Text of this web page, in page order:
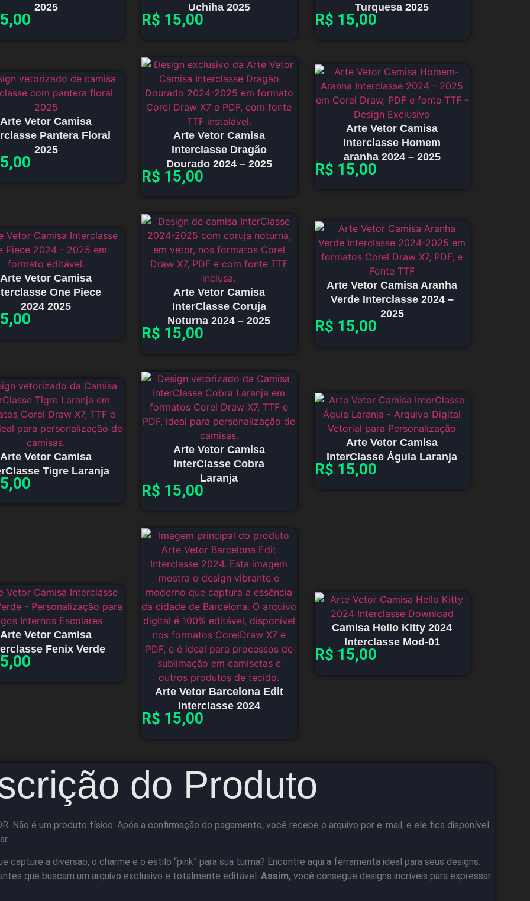
2025
Uchiha 2025
R$ 15,00
Turquesa 2025
R$ 15,00
Arte Vetor Camisa
Pantera Floral
2025
Arte Vetor Camisa
Interclasse Dragão
Dourado 2024 – 2025
R$ 15,00
Arte Vetor Camisa
Interclasse Homem
aranha 2024 – 2025
R$ 15,00
Arte Vetor Camisa
One Piece
2024 2025
Arte Vetor Camisa
InterClasse Coruja
Noturna 2024 – 2025
R$ 15,00
Arte Vetor Camisa Aranha
Verde Interclasse 2024 –
2025
R$ 15,00
Arte Vetor Camisa
Tigre Laranja
Arte Vetor Camisa
InterClasse Cobra
Laranja
R$ 15,00
Arte Vetor Camisa
InterClasse Águia Laranja
R$ 15,00
Arte Vetor Camisa
Fenix Verde
Arte Vetor Barcelona Edit
Interclasse 2024
R$ 15,00
Camisa Hello Kitty 2024
Interclasse Mod-01
R$ 15,00
do Produto
Não é um produto físico. Após a confirmação do pagamento, você recebe o arquivo por e-mail, e ele fica disponível
capture a diversão, o charme e o estilo “pink” para sua turma? Encontre aqui a ferramenta ideal para seus designs.
que buscam um arquivo exclusivo e totalmente editável. Assim, você consegue designs incríveis para expressar